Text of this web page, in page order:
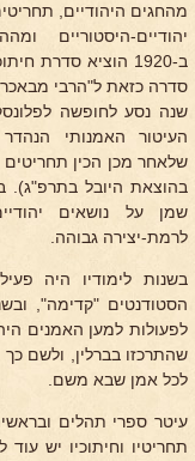
מהחגים היהודיים,
יהודיים-היסטוריים
סדרה כזאת ל"הרבי
שנה נסע לחופשה
העיטור האמנותי
שלאחר מכן הכין תחריטים
שמן על נושאים
לרמת-יצירה גבוהה.
בשנות לימודיו היה
הסטודנטים "קדימה",
לפעולות למען האמנים
שהתרכזו בברלין, ולשם
לכל אמן שבא משם.
עיטר ספרי תהלים
תחריטיו וחיתוכיו יש